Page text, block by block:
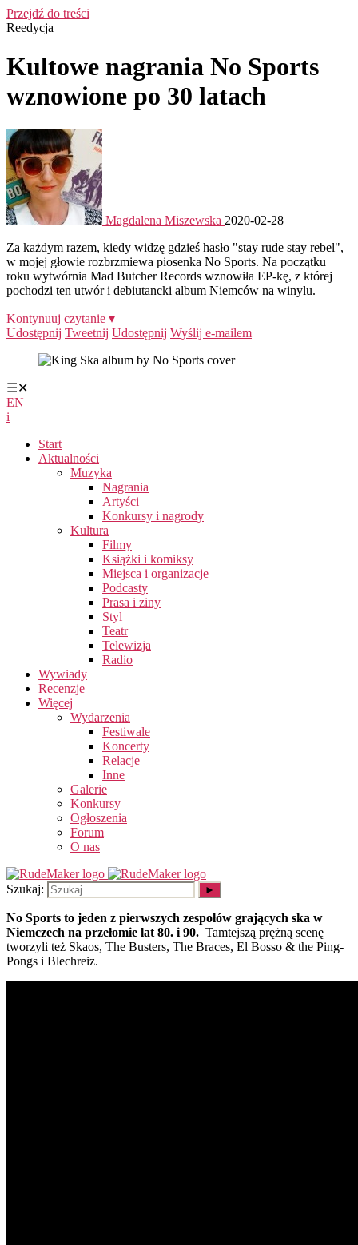
Przejdź do treści
Reedycja
Kultowe nagrania No Sports
wznowione po 30 latach
Magdalena Miszewska 2020-02-28
Za każdym razem, kiedy widzę gdzieś hasło "stay rude stay rebel",
w mojej głowie rozbrzmiewa piosenka No Sports. Na początku
roku wytwórnia Mad Butcher Records wznowiła EP-kę, z której
pochodzi ten utwór i debiutancki album Niemców na winylu.
Kontynuuj czytanie ▾
Udostępnij Tweetnij Udostępnij Wyślij e-mailem
☰✕
EN
i
Start
Aktualności
Muzyka
Nagrania
Artyści
Konkursy i nagrody
Kultura
Filmy
Książki i komiksy
Miejsca i organizacje
Podcasty
Prasa i ziny
Styl
Teatr
Telewizja
Radio
Wywiady
Recenzje
Więcej
Wydarzenia
Festiwale
Koncerty
Relacje
Inne
Galerie
Konkursy
Ogłoszenia
Forum
O nas
Szukaj:
No Sports to jeden z pierwszych zespołów grających ska w
Niemczech na przełomie lat 80. i 90. Tamtejszą prężną scenę
tworzyli też Skaos, The Busters, The Braces, El Bosso & the Ping-
Pongs i Blechreiz.